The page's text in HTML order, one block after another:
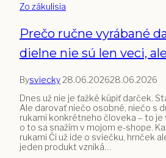
Zo zákulisia
Prečo ručne vyrábané
dielne nie sú len veci,
Bysviecky28.06.202628.06.2026
Dnes už nie je ťažké kúpiť darček.
Ale darovať niečo osobné, niečo s
rukami konkrétneho človeka – to je
o to sa snažím v mojom e-shope.
rukami Či už ide o sviečku, hrnček
jeden produkt vzniká…